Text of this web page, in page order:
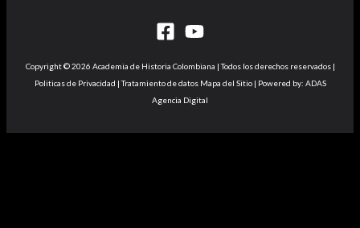
Copyright © 2026 Academia de Historia Colombiana | Todos los derechos reservados |
Politicas de Privacidad | Tratamiento de datos Mapa del Sitio | Powered by: ADAS
Agencia Digital